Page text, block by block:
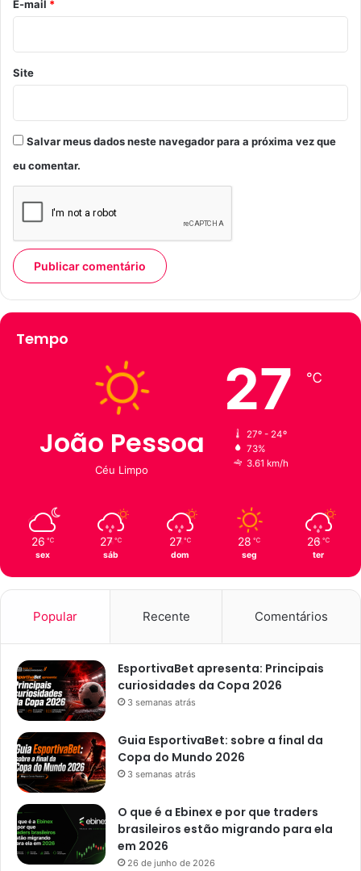
*
E-mail *
Site
Salvar meus dados neste navegador para a próxima vez que
eu comentar.
Tempo
João Pessoa
Céu Limpo
27 ℃
27º - 24º
73%
3.61 km/h
26 ℃
sex
27 ℃
sáb
27 ℃
dom
28 ℃
seg
26 ℃
ter
Popular Recente Comentários
EsportivaBet apresenta: Principais
curiosidades da Copa 2026
3 semanas atrás
Guia EsportivaBet: sobre a final da
Copa do Mundo 2026
3 semanas atrás
O que é a Ebinex e por que traders
brasileiros estão migrando para ela
em 2026
26 de junho de 2026